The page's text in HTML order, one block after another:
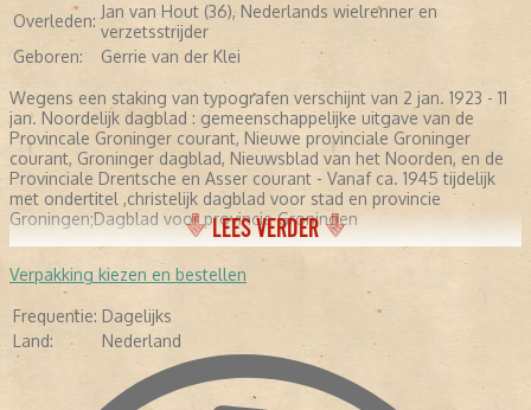
Overleden: Jan van Hout (36), Nederlands wielrenner en
verzetsstrijder
Geboren:
Gerrie van der Klei
Wegens een staking van typografen verschijnt van 2 jan. 1923 - 11
jan. Noordelijk dagblad : gemeenschappelijke uitgave van de
Provincale Groninger courant, Nieuwe provinciale Groninger
courant, Groninger dagblad, Nieuwsblad van het Noorden, en de
Provinciale Drentsche en Asser courant - Vanaf ca. 1945 tijdelijk
met ondertitel ,christelijk dagblad voor stad en provincie
Groningen;Dagblad voor provincie Groningen
LEES VERDER
Verpakking kiezen en bestellen
Frequentie: Dagelijks
Land:
Nederland